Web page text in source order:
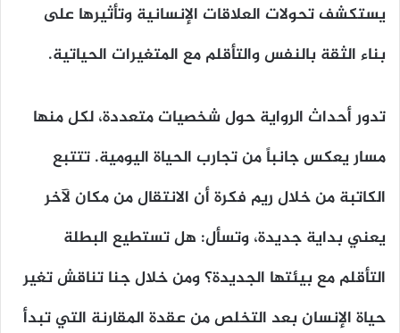
يستكشف تحولات العلاقات الإنسانية وتأثيرها على
بناء الثقة بالنفس والتأقلم مع المتغيرات الحياتية.
تدور أحداث الرواية حول شخصيات متعددة، لكل منها
مسار يعكس جانباً من تجارب الحياة اليومية. تتتبع
الكاتبة من خلال ريم فكرة أن الانتقال من مكان لآخر
يعني بداية جديدة، وتسأل: هل تستطيع البطلة
التأقلم مع بيئتها الجديدة؟ ومن خلال جنا تناقش تغير
حياة الإنسان بعد التخلص من عقدة المقارنة التي تبدأ